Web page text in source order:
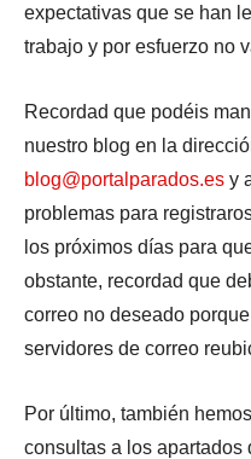
expectativas que se han
trabajo y por esfuerzo no
Recordad que podéis
nuestro blog en la
blog@portalparados.es y
problemas para
los próximos días para
obstante, recordad que
correo no deseado
servidores de correo
Por último, también
consultas a los apartados